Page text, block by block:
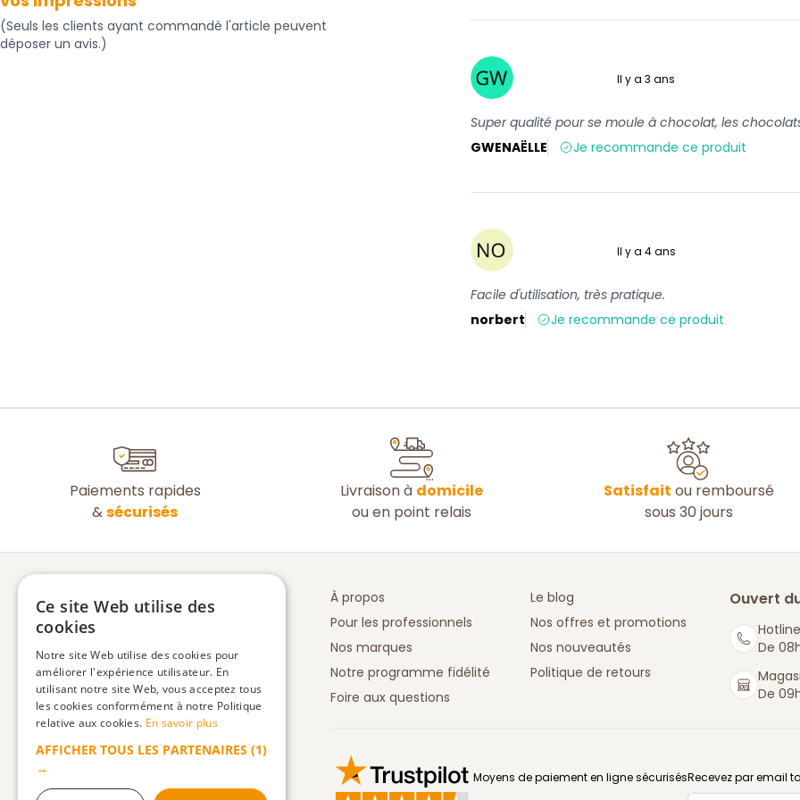
(Seuls les clients ayant commandé l'article peuvent
déposer un avis.)
Il y a 3 ans
Super qualité pour se moule à chocolat, les
GWENAËLLE
Je recommande ce produit
Il y a 4 ans
Facile d'utilisation, très pratique.
norbert
Je recommande ce produit
Paiements rapides
&sécurisés
Livraison à domicile
ou en point relais
Satisfait ou remboursé
sous 30 jours
À propos
Le blog
Pour les professionnels
Nos offres et promotions
Nos marques
Nos nouveautés
Notre programme fidélité
Politique de retours
Foire aux questions
Ouvert
De
De
Truspilot : La Boutique des chefs
Moyens de paiement en ligne sécurisésRecevez par email
Ce site Web utilise des
cookies
Notre site Web utilise des cookies pour
améliorer l'expérience utilisateur. En
utilisant notre site Web, vous acceptez tous
les cookies conformément à notre Politique
relative aux cookies. En savoir plus
AFFICHER TOUS LES PARTENAIRES (1)
→